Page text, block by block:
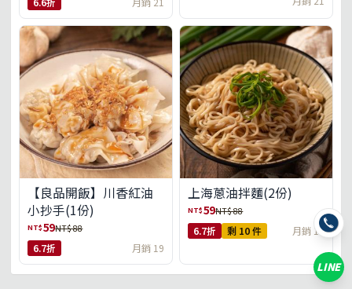
【良品開飯】川香紅油
小抄手(1份)
NT$59NT$ 88
6.7折 月銷 19
上海蔥油拌麵(2份)
NT$59NT$ 88
6.7折 剩 10 件 月銷 18
LINE